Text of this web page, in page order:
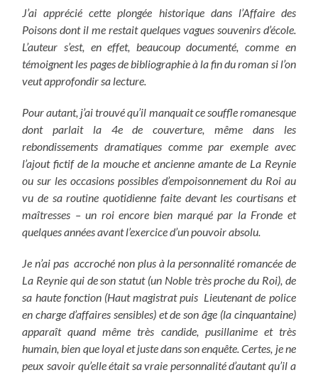
J’ai apprécié cette plongée historique dans l’Affaire des
Poisons dont il me restait quelques vagues souvenirs d’école.
L’auteur s’est, en effet, beaucoup documenté, comme en
témoignent les pages de bibliographie à la fin du roman si l’on
veut approfondir sa lecture.
Pour autant, j’ai trouvé qu’il manquait ce souffle romanesque
dont parlait la 4e de couverture, même dans les
rebondissements dramatiques comme par exemple avec
l’ajout fictif de la mouche et ancienne amante de La Reynie
ou sur les occasions possibles d’empoisonnement du Roi au
vu de sa routine quotidienne faite devant les courtisans et
maîtresses – un roi encore bien marqué par la Fronde et
quelques années avant l’exercice d’un pouvoir absolu.
Je n’ai pas accroché non plus à la personnalité romancée de
La Reynie qui de son statut (un Noble très proche du Roi), de
sa haute fonction (Haut magistrat puis Lieutenant de police
en charge d’affaires sensibles) et de son âge (la cinquantaine)
apparaît quand même très candide, pusillanime et très
humain, bien que loyal et juste dans son enquête. Certes, je ne
peux savoir qu’elle était sa vraie personnalité d’autant qu’il a